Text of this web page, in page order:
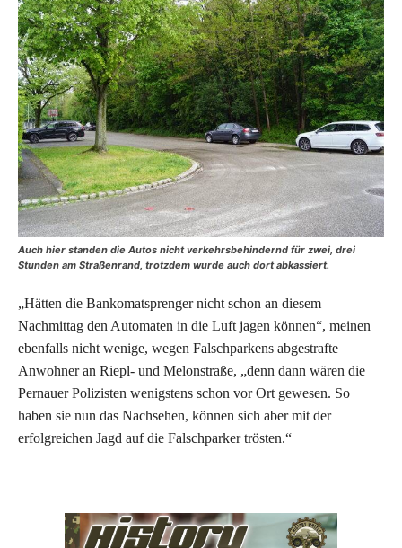
Auch hier standen die Autos nicht verkehrsbehindernd für zwei, drei
Stunden am Straßenrand, trotzdem wurde auch dort abkassiert.
„Hätten die Bankomatsprenger nicht schon an diesem
Nachmittag den Automaten in die Luft jagen können“, meinen
ebenfalls nicht wenige, wegen Falschparkens abgestrafte
Anwohner an Riepl- und Melonstraße, „denn dann wären die
Pernauer Polizisten wenigstens schon vor Ort gewesen. So
haben sie nun das Nachsehen, können sich aber mit der
erfolgreichen Jagd auf die Falschparker trösten.“